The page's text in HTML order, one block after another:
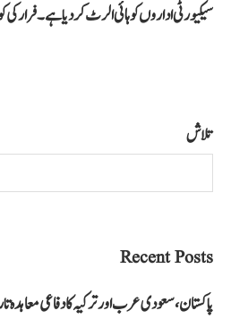
سیکیورٹی اداروں کو ہائی الرٹ کر دیا ہے۔
تلاش
Recent Posts
پاکستان، سعودی عرب اور ترکیہ کا دفاعی